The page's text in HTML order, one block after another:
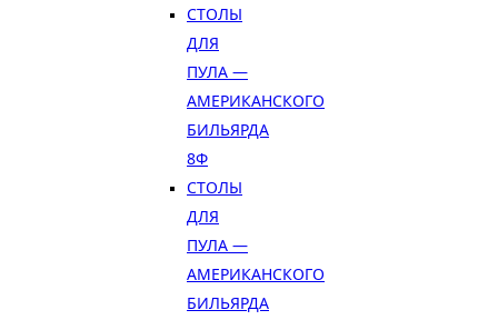
СТОЛЫ
ДЛЯ
ПУЛА —
АМЕРИКАНСКОГО
БИЛЬЯРДА
8Ф
СТОЛЫ
ДЛЯ
ПУЛА —
АМЕРИКАНСКОГО
БИЛЬЯРДА